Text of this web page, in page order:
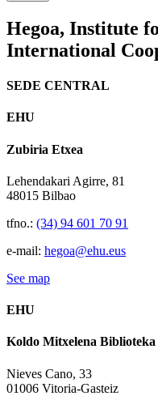
Hegoa, Institute
International
SEDE CENTRAL
EHU
Zubiria Etxea
Lehendakari Agirre, 81
48015 Bilbao
tfno.: (34) 94 601 70 91
e-mail: hegoa@ehu.eus
See map
EHU
Koldo Mitxelena Biblioteka
Nieves Cano, 33
01006 Vitoria-Gasteiz